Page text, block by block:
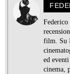
Federico
film. Su
ed
cinema,